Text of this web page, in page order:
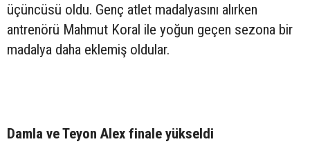
üçüncüsü oldu. Genç atlet madalyasını alırken
antrenörü Mahmut Koral ile yoğun geçen sezona bir
madalya daha eklemiş oldular.
Damla ve Teyon Alex finale yükseldi